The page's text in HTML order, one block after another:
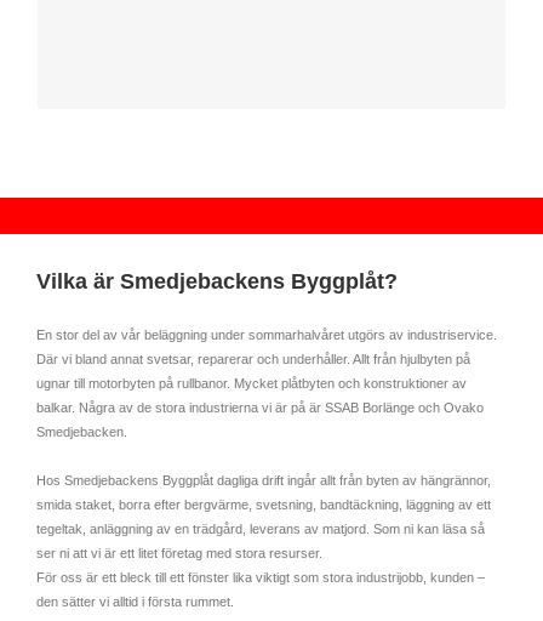
Vilka är Smedjebackens Byggplåt?
En stor del av vår beläggning under sommarhalvåret utgörs av industriservice.
Där vi bland annat svetsar, reparerar och underhåller. Allt från hjulbyten på
ugnar till motorbyten på rullbanor. Mycket plåtbyten och konstruktioner av
balkar. Några av de stora industrierna vi är på är SSAB Borlänge och Ovako
Smedjebacken.
Hos Smedjebackens Byggplåt dagliga drift ingår allt från byten av hängrännor,
smida staket, borra efter bergvärme, svetsning, bandtäckning, läggning av ett
tegeltak, anläggning av en trädgård, leverans av matjord. Som ni kan läsa så
ser ni att vi är ett litet företag med stora resurser.
För oss är ett bleck till ett fönster lika viktigt som stora industrijobb, kunden –
den sätter vi alltid i första rummet.